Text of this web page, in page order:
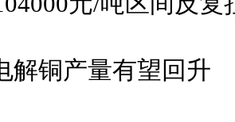
铜产量有望回升